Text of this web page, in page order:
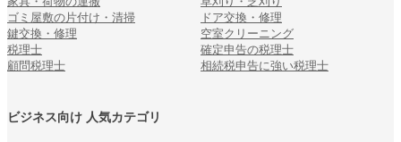
ゴミ屋敷の片付け・清掃
ドア交換・修理
鍵交換・修理
空室クリーニング
税理士
確定申告の税理士
顧問税理士
相続税申告に強い税理士
ビジネス向け 人気カテゴリ